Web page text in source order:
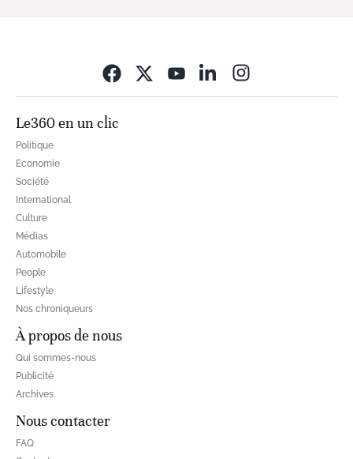
Le360 en un clic
Politique
Economie
Société
International
Culture
Médias
Automobile
People
Lifestyle
Nos chroniqueurs
À propos de nous
Qui sommes-nous
Publicité
Archives
Nous contacter
FAQ